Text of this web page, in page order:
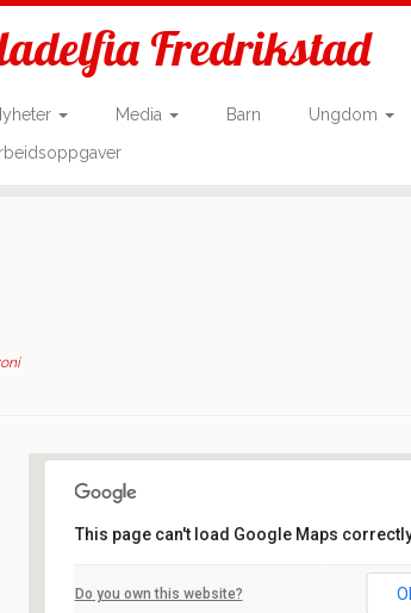
Fredrikstad
Media Barn Ungdom
This page can't load Google Maps
Do you own this website?